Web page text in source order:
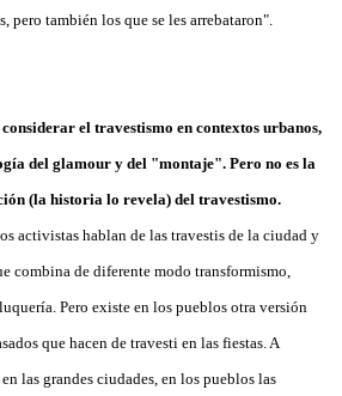
pero también los que se les arrebataron".
el travestismo en contextos urbanos,
del glamour y del "montaje". Pero no es la
(la historia lo revela) del travestismo.
activistas hablan de las travestis de la ciudad y
combina de diferente modo transformismo,
Pero existe en los pueblos otra versión
que hacen de travesti en las fiestas. A
las grandes ciudades, en los pueblos las